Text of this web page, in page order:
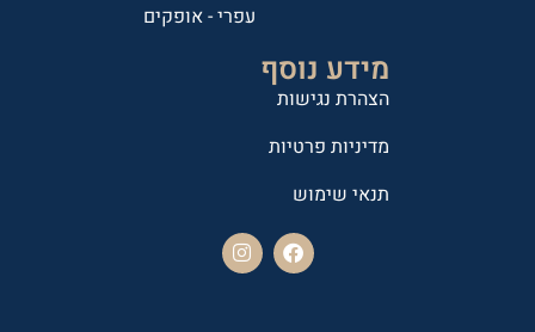
עפרי - אופקים
מידע נוסף
הצהרת נגישות
מדיניות פרטיות
תנאי שימוש